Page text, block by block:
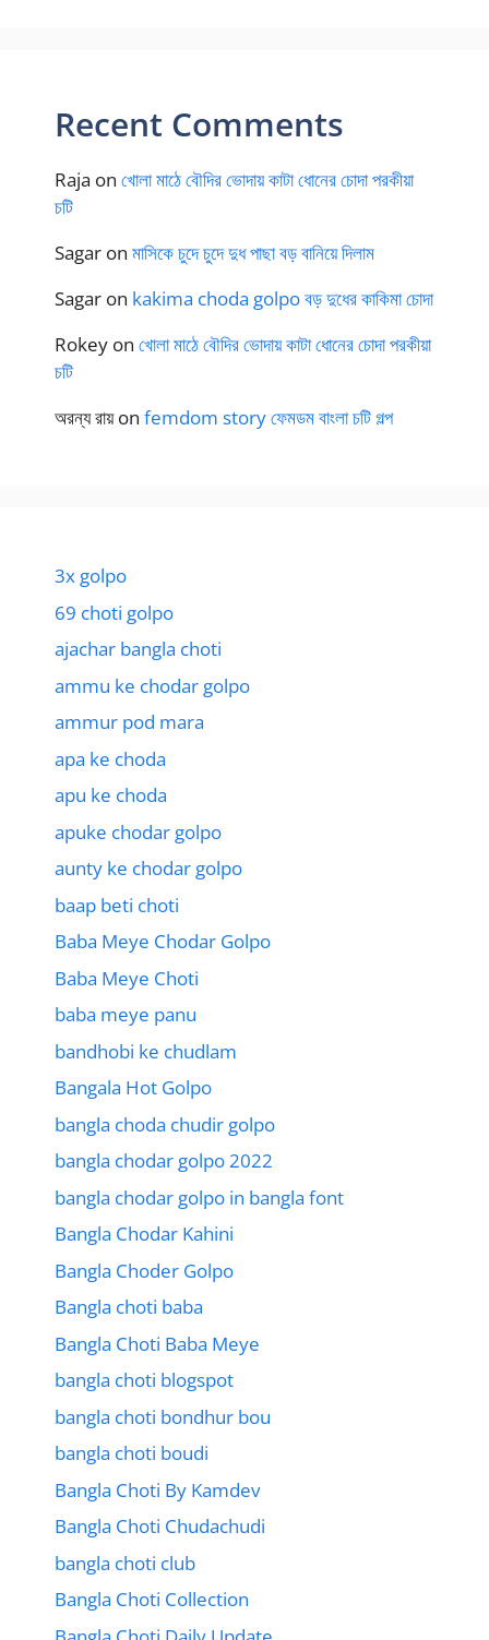
Recent Comments
Raja on খোলা মাঠে বৌদির ভোদায় কাটা ধোনের চোদা পরকীয়া
চটি
Sagar on মাসিকে চুদে চুদে দুধ পাছা বড় বানিয়ে দিলাম
Sagar on kakima choda golpo বড় দুধের কাকিমা চোদা
Rokey on খোলা মাঠে বৌদির ভোদায় কাটা ধোনের চোদা পরকীয়া
চটি
অরন্য রায়on femdom story ফেমডম বাংলা চটি গল্প
3x golpo
69 choti golpo
ajachar bangla choti
ammu ke chodar golpo
ammur pod mara
apa ke choda
apu ke choda
apuke chodar golpo
aunty ke chodar golpo
baap beti choti
Baba Meye Chodar Golpo
Baba Meye Choti
baba meye panu
bandhobi ke chudlam
Bangala Hot Golpo
bangla choda chudir golpo
bangla chodar golpo 2022
bangla chodar golpo in bangla font
Bangla Chodar Kahini
Bangla Choder Golpo
Bangla choti baba
Bangla Choti Baba Meye
bangla choti blogspot
bangla choti bondhur bou
bangla choti boudi
Bangla Choti By Kamdev
Bangla Choti Chudachudi
bangla choti club
Bangla Choti Collection